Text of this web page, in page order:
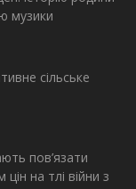
музики
сільське
пов’язати
на тлі війни з